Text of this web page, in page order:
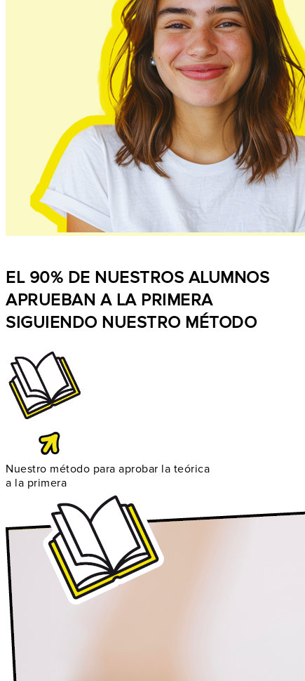
EL 90% DE NUESTROS ALUMNOS
APRUEBAN A LA PRIMERA
SIGUIENDO NUESTRO MÉTODO
Nuestro método para aprobar la teórica
a la primera